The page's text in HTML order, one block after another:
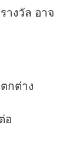
างวัล อาจ
กต่าง
อ